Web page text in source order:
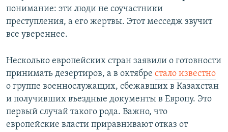
понимание: эти люди не соучастники
преступления, а его жертвы. Этот месседж звучит
все увереннее.
Несколько европейских стран заявили о готовности
принимать дезертиров, а в октябре стало известно
о группе военнослужащих, сбежавших в Казахстан
и получивших въездные документы в Европу. Это
первый случай такого рода. Важно, что
европейские власти приравнивают отказ от